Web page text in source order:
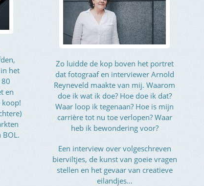
het
en
koop!
BOL.
Zo luidde de kop boven het portret
dat fotograaf en interviewer Arnold
Reyneveld maakte van mij. Waarom
doe ik wat ik doe? Hoe doe ik dat?
Waar loop ik tegenaan? Hoe is mijn
carrière tot nu toe verlopen? Waar
heb ik bewondering voor?
Een interview over volgeschreven
bierviltjes, de kunst van goeie vragen
stellen en het gevaar van creatieve
eilandjes…